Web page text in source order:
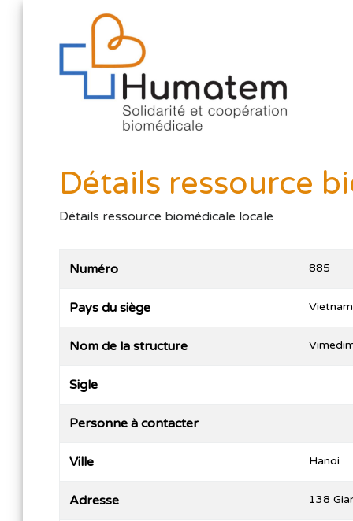
Détails ressource
Détails ressource biomédicale locale
Numéro 885
Pays du siège Vietnam
Nom de la structure
Sigle
Personne à contacter
Ville Hanoi
Adresse 138